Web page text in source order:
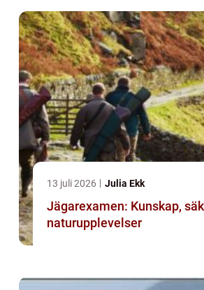
13 juli 2026 Julia Ekk
Jägarexamen: Kunskap,
naturupplevelser